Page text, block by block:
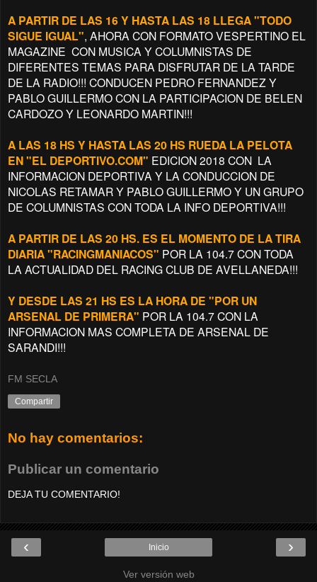
A PARTIR DE LAS 16 Y HASTA LAS 18 LLEGA "TODO
SIGUE IGUAL", AHORA CON FORMATO VESPERTINO EL
MAGAZINE CON MUSICA Y COLUMNISTAS DE
DIFERENTES TEMAS PARA DISFRUTAR DE LA TARDE
DE LA RADIO!!! CONDUCEN PEDRO FERNANDEZ Y
PABLO GUILLERMO CON LA PARTICIPACION DE BELEN
CARDOZO Y LEONARDO MARTIN!!!
A LAS 18 HS Y HASTA LAS 20 HS RUEDA LA PELOTA
EN "EL DEPORTIVO.COM" EDICION 2018 CON LA
INFORMACION DEPORTIVA Y LA CONDUCCION DE
NICOLAS RETAMAR Y PABLO GUILLERMO Y UN GRUPO
DE COLUMNISTAS CON TODA LA INFO DEPORTIVA!!!
A PARTIR DE LAS 20 HS. ES EL MOMENTO DE LA TIRA
DIARIA "RACINGMANIACOS" POR LA 104.7 CON TODA
LA ACTUALIDAD DEL RACING CLUB DE AVELLANEDA!!!
Y DESDE LAS 21 HS ES LA HORA DE "POR UN
ARSENAL DE PRIMERA" POR LA 104.7 CON LA
INFORMACION MAS COMPLETA DE ARSENAL DE
SARANDI!!!
FM SECLA
Compartir
No hay comentarios:
Publicar un comentario
DEJA TU COMENTARIO!
‹ ›
Inicio
Ver versión web